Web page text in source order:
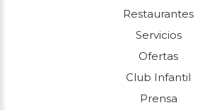
Restaurantes
Servicios
Ofertas
Club Infantil
Prensa